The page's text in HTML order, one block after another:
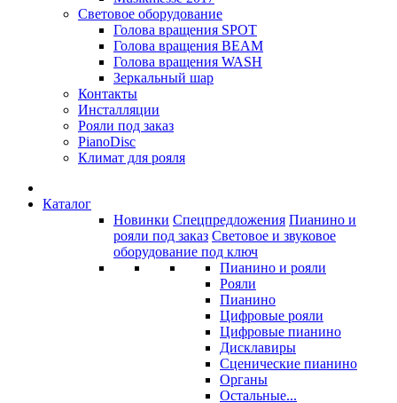
Световое оборудование
Голова вращения SPOT
Голова вращения BEAM
Голова вращения WASH
Зеркальный шар
Контакты
Инсталляции
Рояли под заказ
PianoDisc
Климат для рояля
Каталог
Новинки Спецпредложения Пианино и
рояли под заказ Световое и звуковое
оборудование под ключ
Пианино и рояли
Рояли
Пианино
Цифровые рояли
Цифровые пианино
Дисклавиры
Сценические пианино
Органы
Остальные...